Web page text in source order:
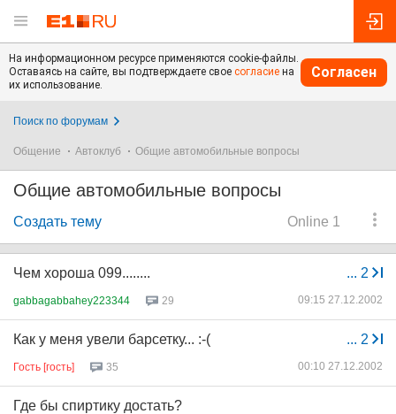
На информационном ресурсе применяются cookie-файлы.
Оставаясь на сайте, вы подтверждаете свое согласие на
их использование.
Согласен
Поиск по форумам
Общение Автоклуб Общие автомобильные вопросы
Общие автомобильные вопросы
Online 1
Создать тему
... 2
Чем хороша 099........
gabbagabbahey223344 29 09:15 27.12.2002
... 2
Как у меня увели барсетку... :-(
Гость [гость] 35 00:10 27.12.2002
Где бы спиртику достать?